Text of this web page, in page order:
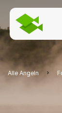
Alle Angeln